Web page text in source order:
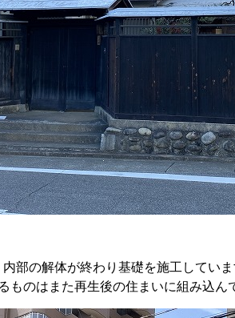
部の解体が終わり基礎を施工してい
ものはまた再生後の住まいに組み込ん